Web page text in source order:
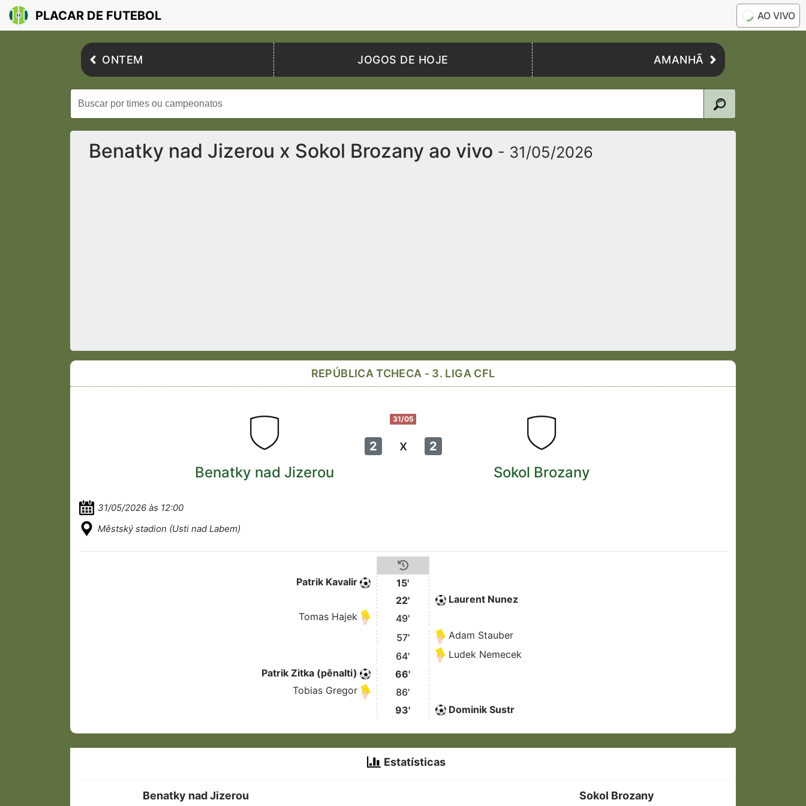
PLACAR DE FUTEBOL AO VIVO
ONTEM JOGOS DE HOJE AMANHÃ
Benatky nad Jizerou x Sokol Brozany ao vivo - 31/05/2026
REPÚBLICA TCHECA - 3. LIGA CFL
31/05
2 x 2
Benatky nad Jizerou Sokol Brozany
31/05/2026 às 12:00
Městský stadion (Usti nad Labem)
Patrik Kavalir
15'
22'
Laurent Nunez
Tomas Hajek
49'
57'
Adam Stauber
64'
Ludek Nemecek
Patrik Zitka (pênalti)
66'
Tobias Gregor
86'
93'
Dominik Sustr
Estatísticas
Benatky nad Jizerou Sokol Brozany